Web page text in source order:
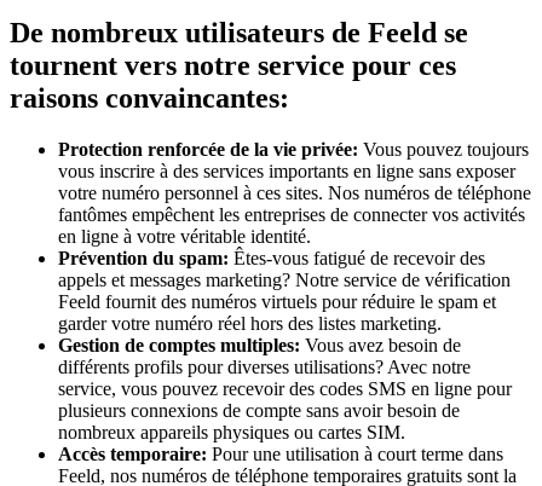
De nombreux utilisateurs de Feeld se
tournent vers notre service pour ces
raisons convaincantes:
Protection renforcée de la vie privée: Vous pouvez toujours
vous inscrire à des services importants en ligne sans exposer
votre numéro personnel à ces sites. Nos numéros de téléphone
fantômes empêchent les entreprises de connecter vos activités
en ligne à votre véritable identité.
Prévention du spam: Êtes-vous fatigué de recevoir des
appels et messages marketing? Notre service de vérification
Feeld fournit des numéros virtuels pour réduire le spam et
garder votre numéro réel hors des listes marketing.
Gestion de comptes multiples: Vous avez besoin de
différents profils pour diverses utilisations? Avec notre
service, vous pouvez recevoir des codes SMS en ligne pour
plusieurs connexions de compte sans avoir besoin de
nombreux appareils physiques ou cartes SIM.
Accès temporaire: Pour une utilisation à court terme dans
Feeld, nos numéros de téléphone temporaires gratuits sont la